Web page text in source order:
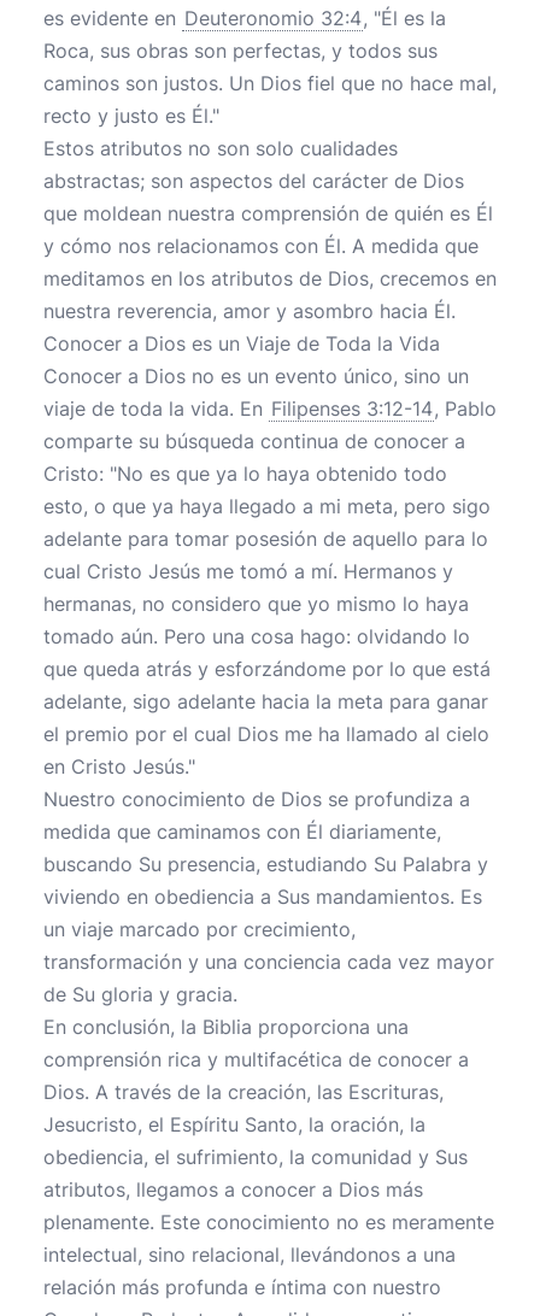
es evidente en Deuteronomio 32:4, "Él es la
Roca, sus obras son perfectas, y todos sus
caminos son justos. Un Dios fiel que no hace mal,
recto y justo es Él."
Estos atributos no son solo cualidades
abstractas; son aspectos del carácter de Dios
que moldean nuestra comprensión de quién es Él
y cómo nos relacionamos con Él. A medida que
meditamos en los atributos de Dios, crecemos en
nuestra reverencia, amor y asombro hacia Él.
Conocer a Dios es un Viaje de Toda la Vida
Conocer a Dios no es un evento único, sino un
viaje de toda la vida. En Filipenses 3:12-14, Pablo
comparte su búsqueda continua de conocer a
Cristo: "No es que ya lo haya obtenido todo
esto, o que ya haya llegado a mi meta, pero sigo
adelante para tomar posesión de aquello para lo
cual Cristo Jesús me tomó a mí. Hermanos y
hermanas, no considero que yo mismo lo haya
tomado aún. Pero una cosa hago: olvidando lo
que queda atrás y esforzándome por lo que está
adelante, sigo adelante hacia la meta para ganar
el premio por el cual Dios me ha llamado al cielo
en Cristo Jesús."
Nuestro conocimiento de Dios se profundiza a
medida que caminamos con Él diariamente,
buscando Su presencia, estudiando Su Palabra y
viviendo en obediencia a Sus mandamientos. Es
un viaje marcado por crecimiento,
transformación y una conciencia cada vez mayor
de Su gloria y gracia.
En conclusión, la Biblia proporciona una
comprensión rica y multifacética de conocer a
Dios. A través de la creación, las Escrituras,
Jesucristo, el Espíritu Santo, la oración, la
obediencia, el sufrimiento, la comunidad y Sus
atributos, llegamos a conocer a Dios más
plenamente. Este conocimiento no es meramente
intelectual, sino relacional, llevándonos a una
relación más profunda e íntima con nuestro